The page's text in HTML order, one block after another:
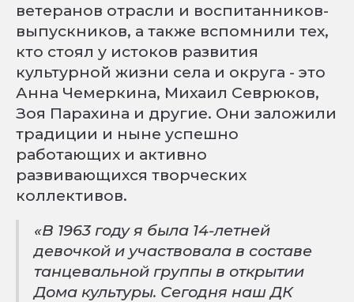
ветеранов отрасли и воспитанников-
выпускников, а также вспомнили тех,
кто стоял у истоков развития
культурной жизни села и округа - это
Анна Чемеркина, Михаил Севрюков,
Зоя Парахина и другие. Они заложили
традиции и ныне успешно
работающих и активно
развивающихся творческих
коллективов.
«В 1963 году я была 14-летней
девочкой и участвовала в составе
танцевальной группы в открытии
Дома культуры. Сегодня наш ДК